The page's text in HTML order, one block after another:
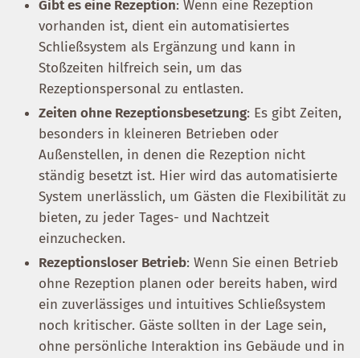
Gibt es eine Rezeption: Wenn eine Rezeption
vorhanden ist, dient ein automatisiertes
Schließsystem als Ergänzung und kann in
Stoßzeiten hilfreich sein, um das
Rezeptionspersonal zu entlasten.
Zeiten ohne Rezeptionsbesetzung: Es gibt Zeiten,
besonders in kleineren Betrieben oder
Außenstellen, in denen die Rezeption nicht
ständig besetzt ist. Hier wird das automatisierte
System unerlässlich, um Gästen die Flexibilität zu
bieten, zu jeder Tages- und Nachtzeit
einzuchecken.
Rezeptionsloser Betrieb: Wenn Sie einen Betrieb
ohne Rezeption planen oder bereits haben, wird
ein zuverlässiges und intuitives Schließsystem
noch kritischer. Gäste sollten in der Lage sein,
ohne persönliche Interaktion ins Gebäude und in